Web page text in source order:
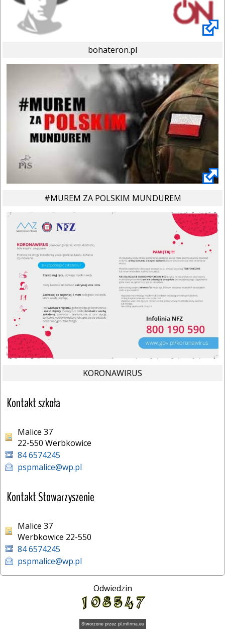
bohateron.pl
#MUREM ZA POLSKIM MUNDUREM
KORONAWIRUS
Kontakt szkoła
Malice 37
22-550 Werbkowice
84 6574245
pspmalice@wp.pl
Kontakt Stowarzyszenie
Malice 37
Werbkowice 22-550
84 6574245
pspmalice@wp.pl
Odwiedzin
Stworzone przez pl.mfirma.eu